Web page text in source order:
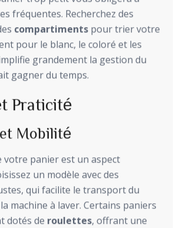
fréquentes. Recherchez des
compartiments pour trier votre
pour le blanc, le coloré et les
grandement la gestion du
gagner du temps.
Praticité
Mobilité
votre panier est un aspect
un modèle avec des
qui facilite le transport du
machine à laver. Certains paniers
dotés de roulettes, offrant une